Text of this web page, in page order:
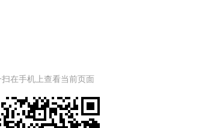
扫在手机上查看当前页面